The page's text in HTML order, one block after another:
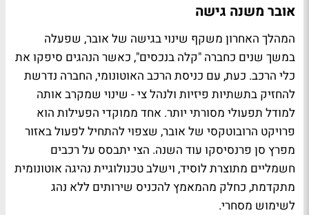
אובר משנה גישה
המהלך האחרון משקף שינוי בגישה של אובר, שפעלה
במשך שנים כחברה "קלה בנכסים", כאשר הנהגים סיפקו את
כלי הרכב. כעת, עם כניסת הרכב האוטונומי, החברה נדרשת
להחזיק בתשתיות פיזיות ולנהל צי - שינוי שמקרב אותה
למודל תפעולי מסורתי יותר. אחד ממוקדי הפעילות הוא
פרויקט הרובוטקסי של אובר, שצפוי להתחיל לפעול באזור
מפרץ סן פרנסיסקו עוד השנה. הצי יתבסס על רכבים
חשמליים מתוצרת לוסיד, וישלב טכנולוגיית נהיגה אוטונומית
מתקדמת, כחלק מהמאמץ להכניס שירותים ללא נהג
לשימוש מסחרי.